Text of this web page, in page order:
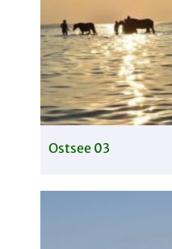
Ostsee 03